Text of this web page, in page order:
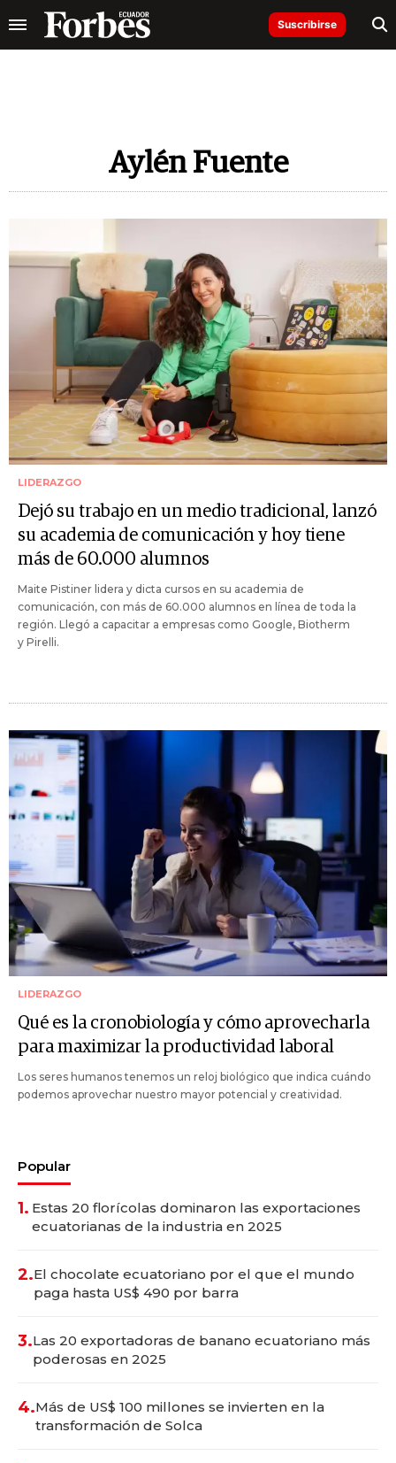
Suscribirse
Aylén Fuente
LIDERAZGO
Dejó su trabajo en un medio tradicional, lanzó
su academia de comunicación y hoy tiene
más de 60.000 alumnos
Maite Pistiner lidera y dicta cursos en su academia de
comunicación, con más de 60.000 alumnos en línea de toda la
región. Llegó a capacitar a empresas como Google, Biotherm
y Pirelli.
LIDERAZGO
Qué es la cronobiología y cómo aprovecharla
para maximizar la productividad laboral
Los seres humanos tenemos un reloj biológico que indica cuándo
podemos aprovechar nuestro mayor potencial y creatividad.
Popular
1. Estas 20 florícolas dominaron las exportaciones
ecuatorianas de la industria en 2025
2.El chocolate ecuatoriano por el que el mundo
paga hasta US$ 490 por barra
3.Las 20 exportadoras de banano ecuatoriano más
poderosas en 2025
4.Más de US$ 100 millones se invierten en la
transformación de Solca